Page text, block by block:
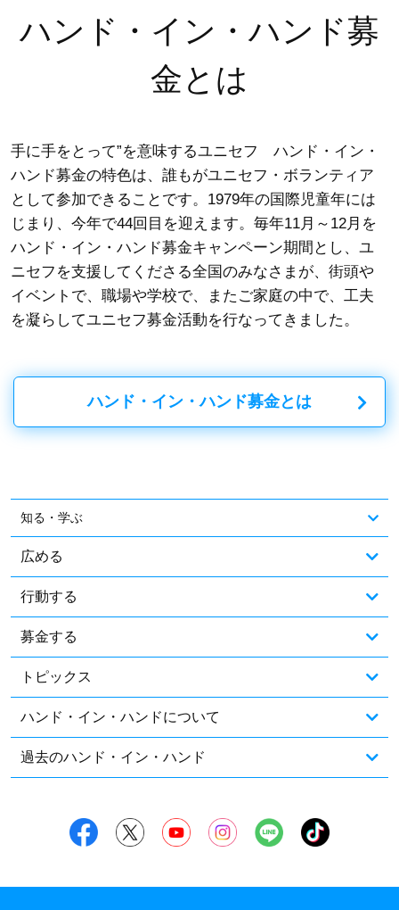
ハンド・イン・ハンド募
金とは
手に手をとって”を意味するユニセフ ハンド・イン・
ハンド募金の特色は、誰もがユニセフ・ボランティア
として参加できることです。1979年の国際児童年には
じまり、今年で44回目を迎えます。毎年11月～12月を
ハンド・イン・ハンド募金キャンペーン期間とし、ユ
ニセフを支援してくださる全国のみなさまが、街頭や
イベントで、職場や学校で、またご家庭の中で、工夫
を凝らしてユニセフ募金活動を行なってきました。
ハンド・イン・ハンド募金とは
知る・学ぶ
広める
行動する
募金する
トピックス
ハンド・イン・ハンドについて
過去のハンド・イン・ハンド